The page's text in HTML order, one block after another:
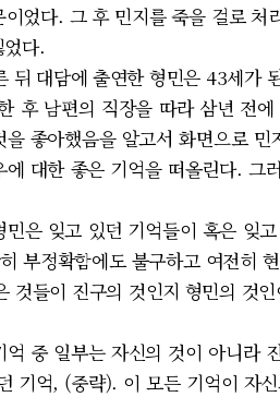
었다. 그 후 민지를 죽을 걸로
다.
뒤 대담에 출연한 형민은 43세가
후 남편의 직장을 따라 삼년 전
좋아했음을 알고서 화면으로
대한 좋은 기억을 떠올린다.
은 잊고 있던 기억들이 혹은 잊
부정확함에도 불구하고 여전히
것들이 진구의 것인지 형민의 것
중 일부는 자신의 것이 아니라
기억, (중략). 이 모든 기억이 자